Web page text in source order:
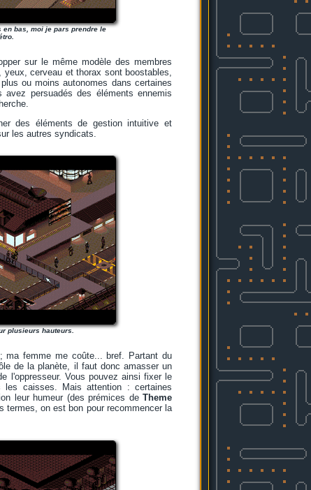
bas, moi je pars prendre le
sur le même modèle des membres
cerveau et thorax sont boostables,
ou moins autonomes dans certaines
persuadés des éléments ennemis
des éléments de gestion intuitive et
les autres syndicats.
plusieurs hauteurs.
ma femme me coûte... bref. Partant du
de la planète, il faut donc amasser un
l'oppresseur. Vous pouvez ainsi fixer le
les caisses. Mais attention : certaines
leur humeur (des prémices de Theme
termes, on est bon pour recommencer la